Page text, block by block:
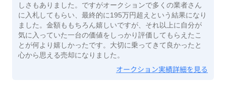
しさもありました。ですがオークションで多くの業者さん
に入札してもらい、最終的に195万円超えという結果になり
ました。金額ももちろん嬉しいですが、それ以上に自分が
気に入っていた一台の価値をしっかり評価してもらえたこ
とが何より嬉しかったです。大切に乗ってきて良かったと
心から思える売却になりました。
オークション実績詳細を見る